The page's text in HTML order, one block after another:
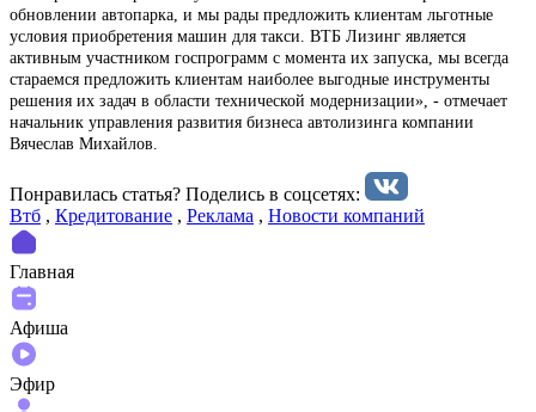
обновлении автопарка, и мы рады предложить клиентам льготные
условия приобретения машин для такси. ВТБ Лизинг является
активным участником госпрограмм с момента их запуска, мы всегда
стараемся предложить клиентам наиболее выгодные инструменты
решения их задач в области технической модернизации», - отмечает
начальник управления развития бизнеса автолизинга компании
Вячеслав Михайлов.
Понравилась статья? Поделиcь в соцсетях:
Втб , Кредитование , Реклама , Новости компаний
Главная
Афиша
Эфир